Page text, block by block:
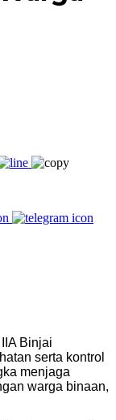
Binjai
serta kontrol
menjaga
warga binaan,